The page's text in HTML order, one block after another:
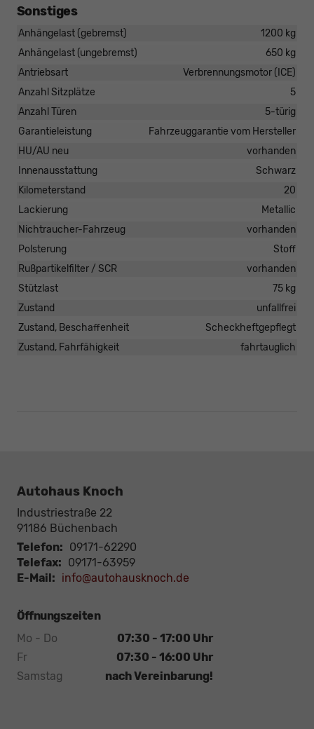
Sonstiges
Anhängelast (gebremst)
1200 kg
Anhängelast (ungebremst)
650 kg
Antriebsart
Verbrennungsmotor (ICE)
Anzahl Sitzplätze
5
Anzahl Türen
5-türig
Garantieleistung
Fahrzeuggarantie vom Hersteller
HU/AU neu
vorhanden
Innenausstattung
Schwarz
Kilometerstand
20
Lackierung
Metallic
Nichtraucher-Fahrzeug
vorhanden
Polsterung
Stoff
Rußpartikelfilter / SCR
vorhanden
Stützlast
75 kg
Zustand
unfallfrei
Zustand, Beschaffenheit
Scheckheftgepflegt
Zustand, Fahrfähigkeit
fahrtauglich
Autohaus Knoch
Industriestraße 22
91186 Büchenbach
Telefon: 09171-62290
Telefax: 09171-63959
E-Mail: info@autohausknoch.de
Öffnungszeiten
Mo - Do
07:30 - 17:00 Uhr
Fr
07:30 - 16:00 Uhr
Samstag
nach Vereinbarung!